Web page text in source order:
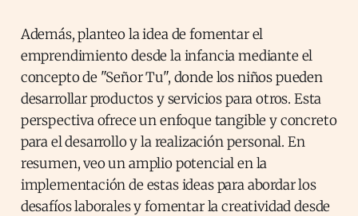
Además, planteo la idea de fomentar el
emprendimiento desde la infancia mediante el
concepto de "Señor Tu", donde los niños pueden
desarrollar productos y servicios para otros. Esta
perspectiva ofrece un enfoque tangible y concreto
para el desarrollo y la realización personal. En
resumen, veo un amplio potencial en la
implementación de estas ideas para abordar los
desafíos laborales y fomentar la creatividad desde